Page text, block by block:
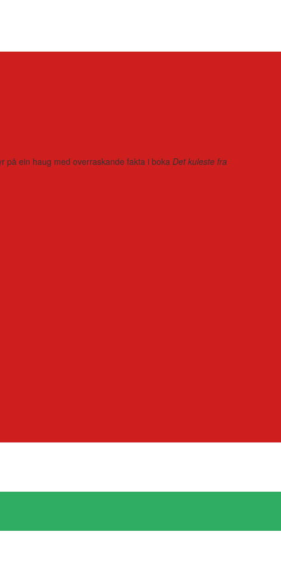
på ein haug med overraskande fakta i boka Det kuleste fra